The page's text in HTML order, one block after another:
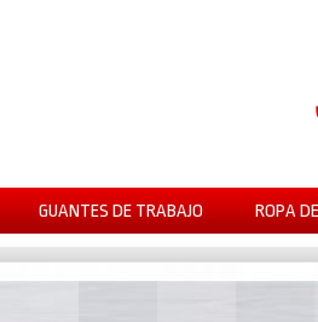
GUANTES DE TRABAJO ROPA